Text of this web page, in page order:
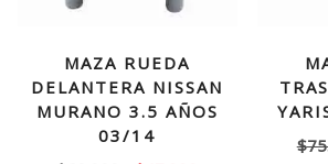
MAZA RUEDA
DELANTERA NISSAN
MURANO 3.5 AÑOS
03/14
$